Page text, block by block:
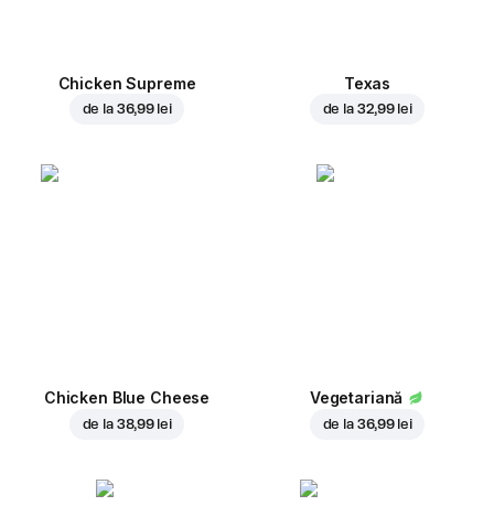
Chicken Supreme
de la 36,99 lei
Texas
de la 32,99 lei
Chicken Blue Cheese
de la 38,99 lei
Vegetariană
de la 36,99 lei